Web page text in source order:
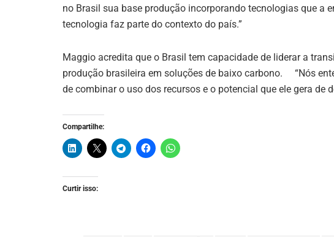
no Brasil sua base produção incorporando tecnologias que a
tecnologia faz parte do contexto do país.”
Maggio acredita que o Brasil tem capacidade de liderar a
produção brasileira em soluções de baixo carbono. “Nós
de combinar o uso dos recursos e o potencial que ele gera de
Compartilhe:
Curtir isso: